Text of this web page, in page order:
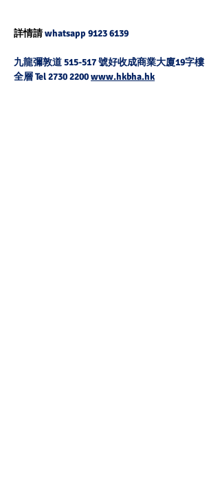
詳情請 whatsapp 9123 6139
九龍彌敦道 515-517 號好收成商業大廈19字樓
全層 Tel 2730 2200 www.hkbha.hk